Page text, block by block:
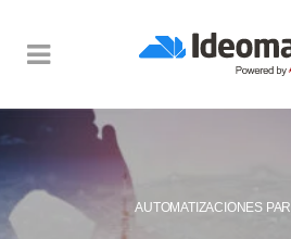
AUTOMATIZACIONES